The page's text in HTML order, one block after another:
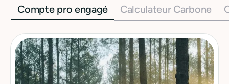
Compte pro engagé Calculateur Carbone